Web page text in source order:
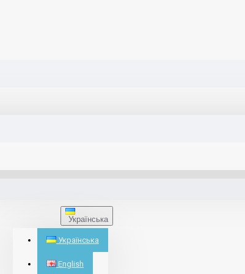
Українська
Українська
English